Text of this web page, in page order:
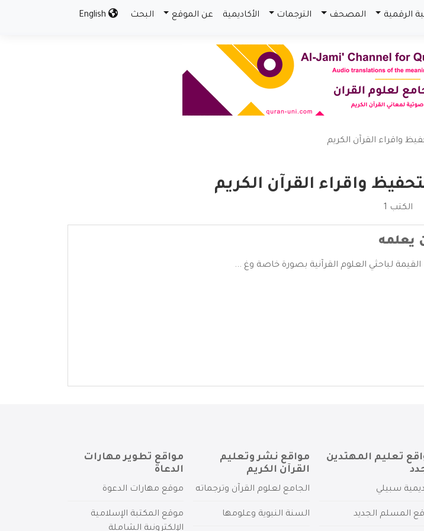
الرقمية المصحف الترجمات الأكاديمية عن الموقع البحث
واقراء القرآن الكريم
واقراء القرآن الكريم
الكتب 1
يعلمه
لباحثي العلوم القرآنية بصورة خاصة وغ ...
تعليم المهتدين
سبيلي
المسلم الجديد
مواقع نشر وتعليم
القرآن الكريم
الجامع لعلوم القرآن وترجماته
السنة النبوية وعلومها
مواقع تطوير مهارات
الدعاة
موقع مهارات الدعوة
موقع المكتبة الإسلامية
الإلكترونية الشاملة